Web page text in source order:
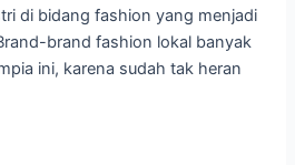
di bidang fashion yang menjadi
brand fashion lokal banyak
ini, karena sudah tak heran